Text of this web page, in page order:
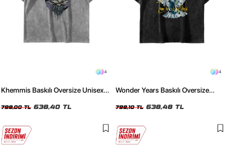
4
Khemmis Baskılı Oversize Unisex
798,00 TL 638,40 TL
4
Wonder Years Baskılı Oversize
798,10 TL 638,48 TL